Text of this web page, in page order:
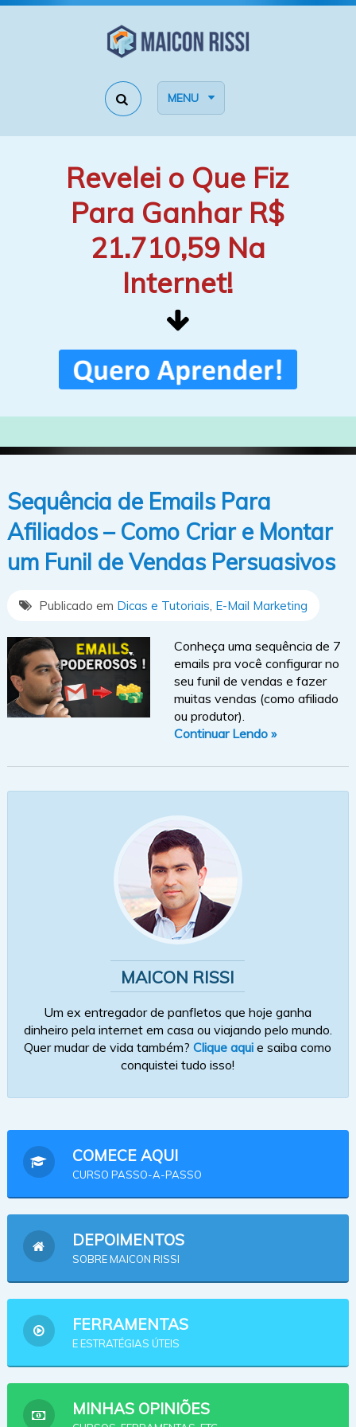
MENU
Revelei o Que Fiz
Para Ganhar R$
21.710,59 Na
Internet!
Sequência de Emails Para
Afiliados – Como Criar e Montar
um Funil de Vendas Persuasivos
Publicado em Dicas e Tutoriais E-Mail Marketing
Conheça uma sequência de 7
emails pra você configurar no
seu funil de vendas e fazer
muitas vendas (como afiliado
ou produtor).
Continuar Lendo »
MAICON RISSI
Um ex entregador de panfletos que hoje ganha
dinheiro pela internet em casa ou viajando pelo mundo.
Quer mudar de vida também?Clique aqui e saiba como
conquistei tudo isso!
COMECE AQUI
CURSO PASSO-A-PASSO
DEPOIMENTOS
SOBRE MAICON RISSI
FERRAMENTAS
E ESTRATÉGIAS ÚTEIS
MINHAS OPINIÕES